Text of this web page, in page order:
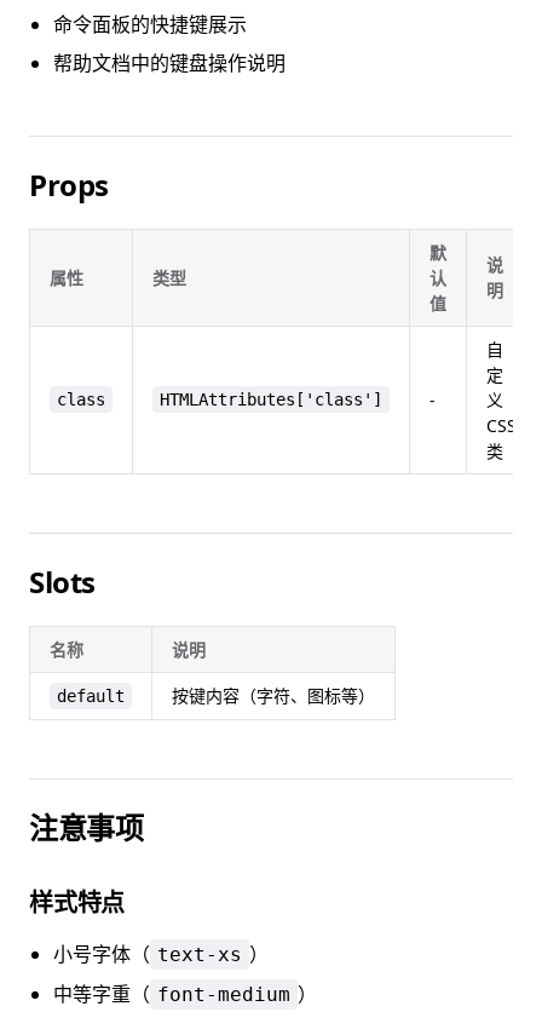
命令面板的快捷键展示
帮助文档中的键盘操作说明
Props
属性 类型
默
认
值
说
明
class HTMLAttributes['class'] -
自
定
义
CSS
类
Slots
名称 说明
default 按键内容（字符、图标等）
注意事项
样式特点
小号字体（ text-xs ）
中等字重（ font-medium ）